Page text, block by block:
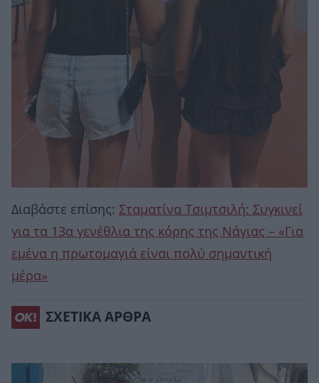
Διαβάστε επίσης: Σταματίνα Τσιμτσιλή: Συγκινεί
για τα 13α γενέθλια της κόρης της Νάγιας – «Για
εμένα η πρωτομαγιά είναι πολύ σημαντική
μέρα»
ΣΧΕΤΙΚΑ ΑΡΘΡΑ